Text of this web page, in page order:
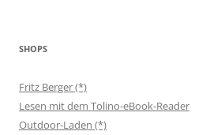
SHOPS
Fritz Berger (*)
Lesen mit dem Tolino-eBook-Reader
Outdoor-Laden (*)